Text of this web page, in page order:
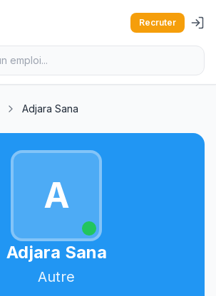
Recruter
Adjara Sana
A
Adjara Sana
Autre